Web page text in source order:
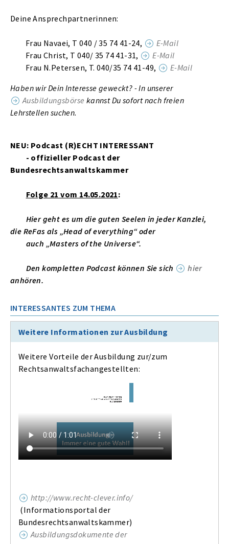
Deine Ansprechpartnerinnen:
Frau Navaei, T 040 / 35 74 41-24,
E-Mail
Frau Christ, T 040/ 35 74 41-31,
E-Mail
Frau N.Petersen, T. 040/35 74 41-49,
E-Mail
Haben wir Dein Interesse geweckt? - In unserer
Ausbildungsbörse kannst Du sofort nach freien
Lehrstellen suchen.
NEU: Podcast (R)ECHT INTERESSANT
- offizieller Podcast der
Bundesrechtsanwaltskammer
Folge 21 vom 14.05.2021:
Hier geht es um die guten Seelen in jeder Kanzlei,
die ReFas als „Head of everything“ oder
auch „Masters of the Universe“.
Den kompletten Podcast können Sie sich
hier
anhören.
INTERESSANTES ZUM THEMA
Weitere Informationen zur Ausbildung
Weitere Vorteile der Ausbildung zur/zum
Rechtsanwaltsfachangestellten:
http://www.recht-clever.info/
(Informationsportal der
Bundesrechtsanwaltskammer)
Ausbildungsdokumente der